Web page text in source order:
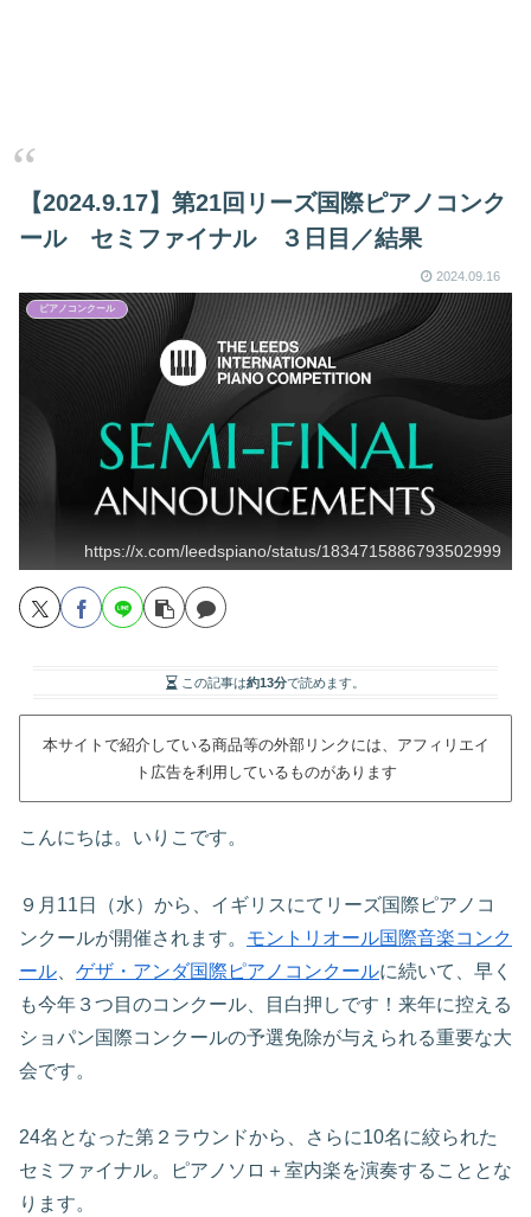
【2024.9.17】第21回リーズ国際ピアノコンク
ール セミファイナル ３日目／結果
2024.09.16
ピアノコンクール
https://x.com/leedspiano/status/1834715886793502999
この記事は約13分で読めます。
本サイトで紹介している商品等の外部リンクには、アフィリエイ
ト広告を利用しているものがあります
こんにちは。いりこです。
９月11日（水）から、イギリスにてリーズ国際ピアノコ
ンクールが開催されます。 モントリオール国際音楽コンク
ール
ゲザ・アンダ国際ピアノコンクールに続いて、早く
も今年３つ目のコンクール、目白押しです！来年に控える
ショパン国際コンクールの予選免除が与えられる重要な大
会です。
24名となった第２ラウンドから、さらに10名に絞られた
セミファイナル。ピアノソロ＋室内楽を演奏することとな
ります。